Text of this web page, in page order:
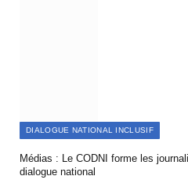
DIALOGUE NATIONAL INCLUSIF
Médias : Le CODNI forme les
dialogue national